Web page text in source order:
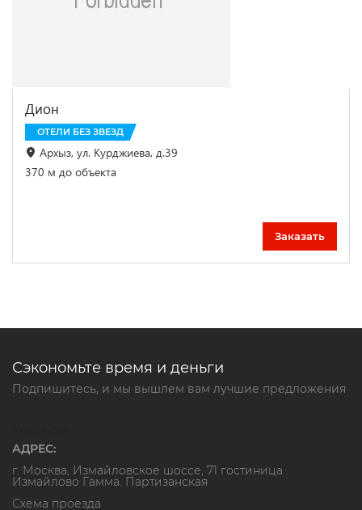
Дион
ОТЕЛИ БЕЗ ЗВЕЗД
Архыз, ул. Курджиева, д.39
370 м до объекта
Заказать
Сэкономьте время и деньги
Подпишитесь, и мы вышлем вам лучшие предложения
АДРЕС:
г. Москва, Измайловское шоссе, 71 гостиница
Измайлово Гамма. Партизанская
Схема проезда